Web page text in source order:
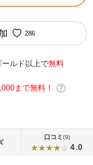
286
ルド以上で無料
まで無料！
口コミ (9)
4.0